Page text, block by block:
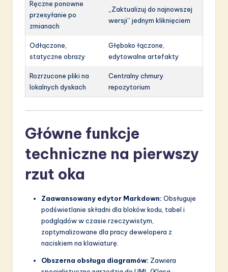
Ręczne ponowne
przesyłanie po
zmianach
„Zaktualizuj do najnowszej
wersji” jednym kliknięciem
Odłączone,
statyczne obrazy
Głęboko łączone,
edytowalne artefakty
Rozrzucone pliki na
lokalnych dyskach
Centralny chmury
repozytorium
Główne funkcje
techniczne na pierwszy
rzut oka
Zaawansowany edytor Markdown: Obsługuje
podświetlanie składni dla bloków kodu, tabel i
podglądów w czasie rzeczywistym,
zoptymalizowane dla pracy dewelopera z
naciskiem na klawiaturę.
Obszerna obsługa diagramów: Zawiera